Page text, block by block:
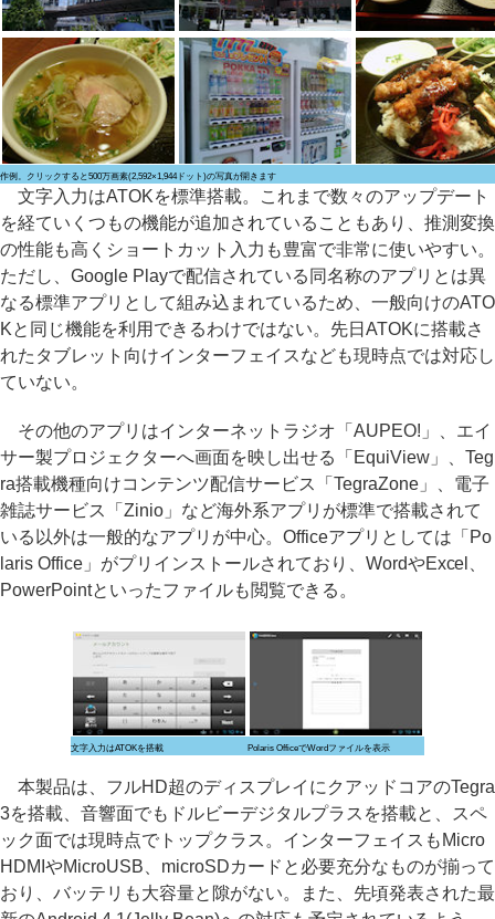
作例。クリックすると500万画素(2,592×1,944ドット)の写真が開きます
文字入力はATOKを標準搭載。これまで数々のアップデート
を経ていくつもの機能が追加されていることもあり、推測変換
の性能も高くショートカット入力も豊富で非常に使いやすい。
ただし、Google Playで配信されている同名称のアプリとは異
なる標準アプリとして組み込まれているため、一般向けのATO
Kと同じ機能を利用できるわけではない。先日ATOKに搭載さ
れたタブレット向けインターフェイスなども現時点では対応し
ていない。
その他のアプリはインターネットラジオ「AUPEO!」、エイ
サー製プロジェクターへ画面を映し出せる「EquiView」、Teg
ra搭載機種向けコンテンツ配信サービス「TegraZone」、電子
雑誌サービス「Zinio」など海外系アプリが標準で搭載されて
いる以外は一般的なアプリが中心。Officeアプリとしては「Po
laris Office」がプリインストールされており、WordやExcel、
PowerPointといったファイルも閲覧できる。
文字入力はATOKを搭載 Polaris OfficeでWordファイルを表示
本製品は、フルHD超のディスプレイにクアッドコアのTegra
3を搭載、音響面でもドルビーデジタルプラスを搭載と、スペ
ック面では現時点でトップクラス。インターフェイスもMicro
HDMIやMicroUSB、microSDカードと必要充分なものが揃って
おり、バッテリも大容量と隙がない。また、先頃発表された最